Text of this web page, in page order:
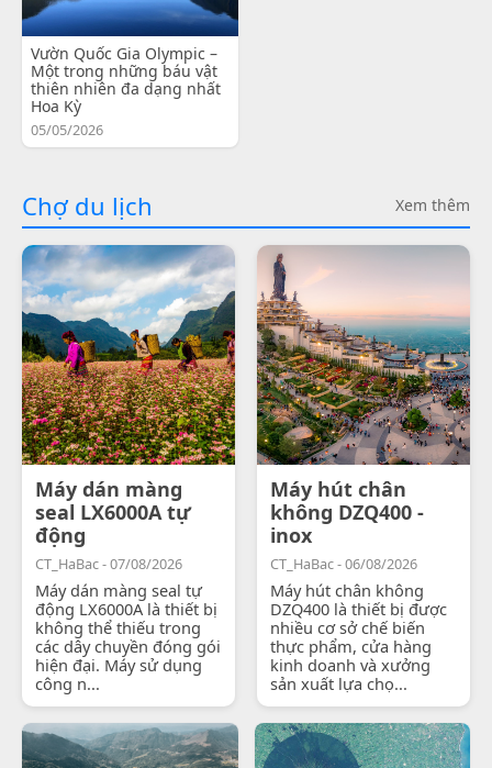
Vườn Quốc Gia Olympic –
Một trong những báu vật
thiên nhiên đa dạng nhất
Hoa Kỳ
05/05/2026
Chợ du lịch Xem thêm
Máy dán màng
seal LX6000A tự
động
CT_HaBac - 07/08/2026
Máy dán màng seal tự
động LX6000A là thiết bị
không thể thiếu trong
các dây chuyền đóng gói
hiện đại. Máy sử dụng
công n...
Máy hút chân
không DZQ400 -
inox
CT_HaBac - 06/08/2026
Máy hút chân không
DZQ400 là thiết bị được
nhiều cơ sở chế biến
thực phẩm, cửa hàng
kinh doanh và xưởng
sản xuất lựa chọ...